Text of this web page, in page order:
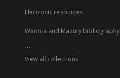
Electronic resources
Warmia and Mazury bibliography
...
View all collections